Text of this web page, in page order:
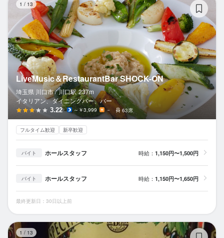
1 / 13
LiveMusic＆RestaurantBar SHOCK-ON
埼玉県 川口市 / 川口駅 237m
イタリアン、ダイニングバー、バー
3.22 ～￥3,999 － 63席
フルタイム歓迎 新卒歓迎
バイト ホールスタッフ 時給： 1,150円〜1,500円
バイト ホールスタッフ 時給： 1,150円〜1,650円
最終更新日：30日以上前
1 / 13